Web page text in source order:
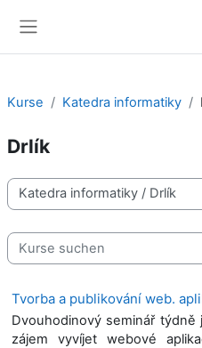
Kurse Katedra informatiky
Drlík
Kursbereiche
Kurse suchen
Tvorba a publikování web.
Dvouhodinový seminář
zájem vyvíjet webové